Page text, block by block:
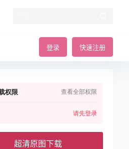
登录 快速注册
权限 查看全部权限
请先登录
超清原图下载